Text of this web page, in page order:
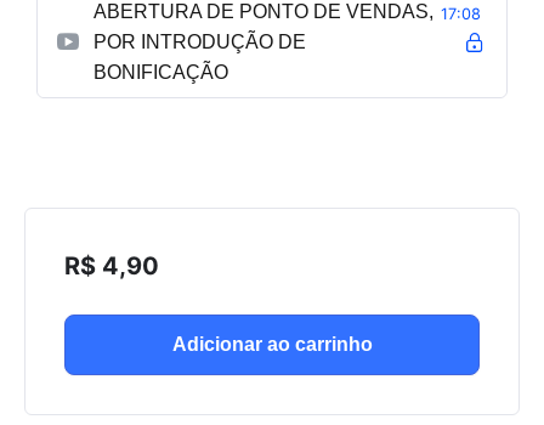
ABERTURA DE PONTO DE VENDAS,
POR INTRODUÇÃO DE
BONIFICAÇÃO
17:08
R$ 4,90
Adicionar ao carrinho